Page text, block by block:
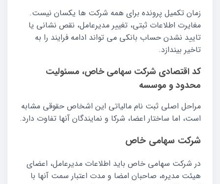
زمان تکمیل پرونده برای همه شرکت ها یکسان نیست.
مغایرت اطلاعات ثبتی، تغییر مدیرعامل، نقص نشانی یا
تایید نشدن حساب بانکی می تواند ادامه فرایند را به
تاخیر بیندازد.
کد اقتصادی شرکت سهامی خاص، مسئولیت
محدود و موسسه
مراحل اصلی ثبت نام مالیاتی این اشخاص حقوقی مشابه
است، اما ساختار اعضا، شرکا و نمایندگان آنها تفاوت دارد.
شرکت سهامی خاص
در شرکت سهامی خاص باید اطلاعات مدیرعامل، اعضای
هیئت مدیره، صاحبان امضا و مدت اعتبار سمت آنها با